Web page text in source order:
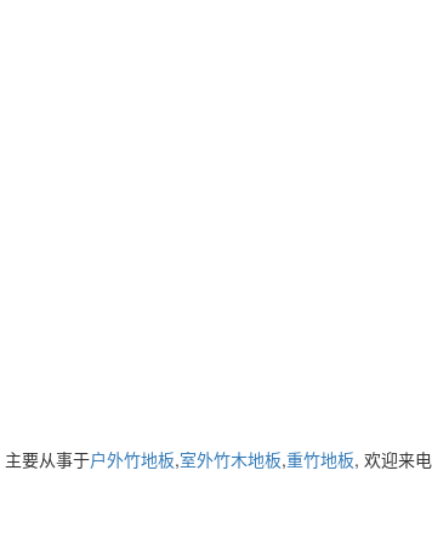
主要从事于户外竹地板,室外竹木地板,重竹地板, 欢迎来